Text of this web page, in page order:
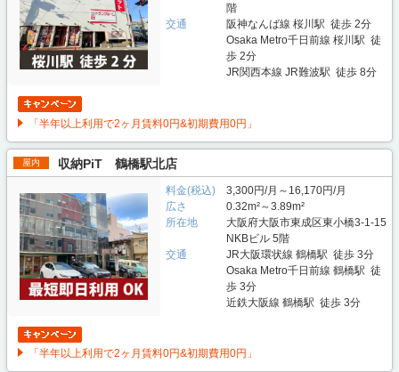
階
交通
阪神なんば線 桜川駅 徒歩 2分
Osaka Metro千日前線 桜川駅 徒
歩 2分
JR関西本線 JR難波駅 徒歩 8分
「半年以上利用で2ヶ月賃料0円&初期費用0円」
屋内 収納PiT 鶴橋駅北店
料金(税込)
3,300円/月～16,170円/月
広さ
0.32m²～3.89m²
所在地
大阪府大阪市東成区東小橋3-1-15
NKBビル 5階
交通
JR大阪環状線 鶴橋駅 徒歩 3分
Osaka Metro千日前線 鶴橋駅 徒
歩 3分
近鉄大阪線 鶴橋駅 徒歩 3分
「半年以上利用で2ヶ月賃料0円&初期費用0円」